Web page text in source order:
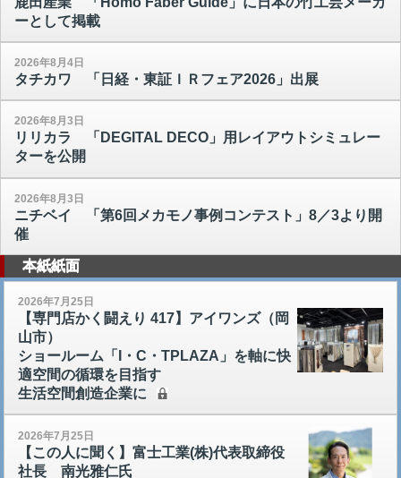
ーとして掲載
2026年8月4日
タチカワ 「日経・東証ＩＲフェア2026」出展
2026年8月3日
リリカラ 「DEGITAL DECO」用レイアウトシミュレー
ターを公開
2026年8月3日
ニチベイ 「第6回メカモノ事例コンテスト」8／3より開
催
本紙紙面
2026年7月25日
【専門店かく闘えり 417】アイワンズ（岡
山市）
ショールーム「I・C・TPLAZA」を軸に快
適空間の循環を目指す
生活空間創造企業に
2026年7月25日
【この人に聞く】富士工業(株)代表取締役
社長 南光雅仁氏